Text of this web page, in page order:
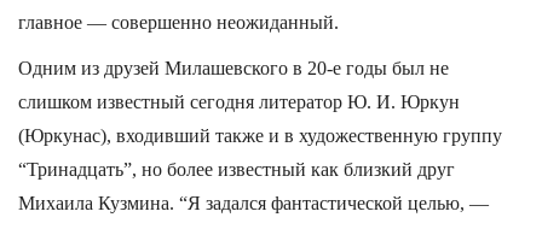
главное — совершенно неожиданный.
Одним из друзей Милашевского в 20-е годы был не
слишком известный сегодня литератор Ю. И. Юркун
(Юркунас), входивший также и в художественную группу
“Тринадцать”, но более известный как близкий друг
Михаила Кузмина. “Я задался фантастической целью, —